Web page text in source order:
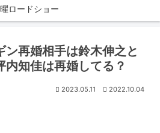
ロードショー
ン再婚相手は鈴木伸之と
内知佳は再婚してる？
2023.05.11 2022.10.04